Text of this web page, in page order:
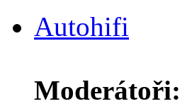
Autohifi
Moderátoři: